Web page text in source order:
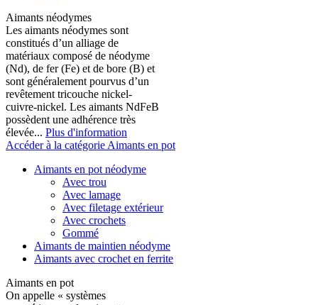
Aimants néodymes
Les aimants néodymes sont
constitués d’un alliage de
matériaux composé de néodyme
(Nd), de fer (Fe) et de bore (B) et
sont généralement pourvus d’un
revêtement tricouche nickel-
cuivre-nickel. Les aimants NdFeB
possèdent une adhérence très
élevée... Plus d'information
Accéder à la catégorie Aimants en pot
Aimants en pot néodyme
Avec trou
Avec lamage
Avec filetage extérieur
Avec crochets
Gommé
Aimants de maintien néodyme
Aimants avec crochet en ferrite
Aimants en pot
On appelle « systèmes